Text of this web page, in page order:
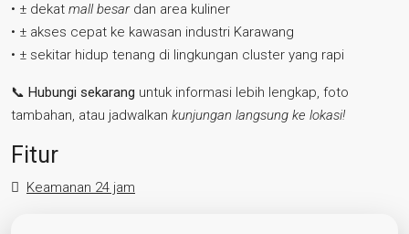
• ± dekat mall besardan area kuliner
• ± akses cepat ke kawasan industri Karawang
• ± sekitar hidup tenang di lingkungan cluster yang rapi
📞 Hubungi sekarang untuk informasi lebih lengkap, foto
tambahan, atau jadwalkan kunjungan langsung ke lokasi!
Fitur
Keamanan 24 jam